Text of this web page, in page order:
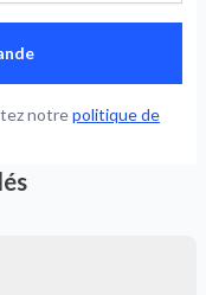
notrepolitique de